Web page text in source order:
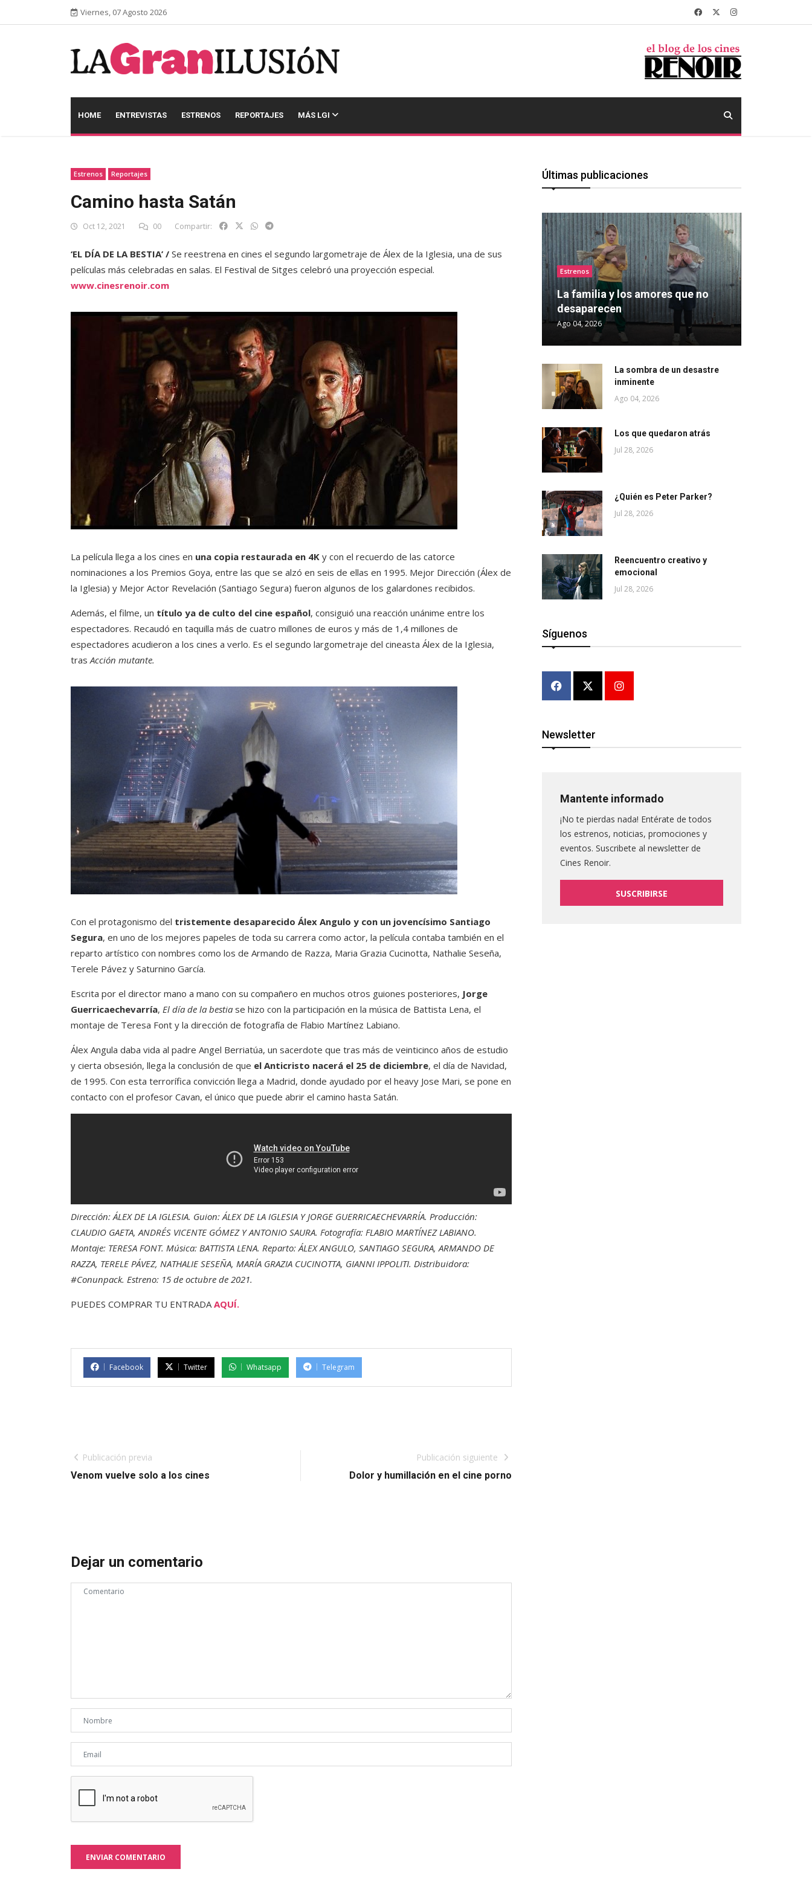
Viernes, 07 Agosto 2026
HOME ENTREVISTAS ESTRENOS REPORTAJES MÁS LGI
Estrenos Reportajes
Camino hasta Satán
Oct 12, 2021 00 Compartir:
‘EL DÍA DE LA BESTIA’ / Se reestrena en cines el segundo largometraje de Álex de la Iglesia, una de sus
películas más celebradas en salas. El Festival de Sitges celebró una proyección especial.
www.cinesrenoir.com
La película llega a los cines en una copia restaurada en 4K y con el recuerdo de las catorce
nominaciones a los Premios Goya, entre las que se alzó en seis de ellas en 1995. Mejor Dirección (Álex de
la Iglesia) y Mejor Actor Revelación (Santiago Segura) fueron algunos de los galardones recibidos.
Además, el filme, un título ya de culto del cine español, consiguió una reacción unánime entre los
espectadores. Recaudó en taquilla más de cuatro millones de euros y más de 1,4 millones de
espectadores acudieron a los cines a verlo. Es el segundo largometraje del cineasta Álex de la Iglesia,
trasAcción mutante.
Con el protagonismo del tristemente desaparecido Álex Angulo y con un jovencísimo Santiago
Segura, en uno de los mejores papeles de toda su carrera como actor, la película contaba también en el
reparto artístico con nombres como los de Armando de Razza, Maria Grazia Cucinotta, Nathalie Seseña,
Terele Pávez y Saturnino García.
Escrita por el director mano a mano con su compañero en muchos otros guiones posteriores, Jorge
Guerricaechevarría, El día de la bestia se hizo con la participación en la música de Battista Lena, el
montaje de Teresa Font y la dirección de fotografía de Flabio Martínez Labiano.
Álex Angula daba vida al padre Angel Berriatúa, un sacerdote que tras más de veinticinco años de estudio
y cierta obsesión, llega la conclusión de que el Anticristo nacerá el 25 de diciembre, el día de Navidad,
de 1995. Con esta terrorífica convicción llega a Madrid, donde ayudado por el heavy Jose Mari, se pone en
contacto con el profesor Cavan, el único que puede abrir el camino hasta Satán.
Dirección: ÁLEX DE LA IGLESIA. Guion: ÁLEX DE LA IGLESIA Y JORGE GUERRICAECHEVARRÍA. Producción:
CLAUDIO GAETA, ANDRÉS VICENTE GÓMEZ Y ANTONIO SAURA. Fotografía: FLABIO MARTÍNEZ LABIANO.
Montaje: TERESA FONT. Música: BATTISTA LENA. Reparto: ÁLEX ANGULO, SANTIAGO SEGURA, ARMANDO DE
RAZZA, TERELE PÁVEZ, NATHALIE SESEÑA, MARÍA GRAZIA CUCINOTTA, GIANNI IPPOLITI. Distribuidora:
#Conunpack. Estreno: 15 de octubre de 2021.
PUEDES COMPRAR TU ENTRADAAQUÍ.
Facebook Twitter Whatsapp Telegram
Publicación previa
Venom vuelve solo a los cines
Publicación siguiente
Dolor y humillación en el cine porno
Dejar un comentario
ENVIAR COMENTARIO
Últimas publicaciones
Estrenos
La familia y los amores que no
desaparecen
Ago 04, 2026
La sombra de un desastre
inminente
Ago 04, 2026
Los que quedaron atrás
Jul 28, 2026
¿Quién es Peter Parker?
Jul 28, 2026
Reencuentro creativo y
emocional
Jul 28, 2026
Síguenos
Newsletter
Mantente informado
¡No te pierdas nada! Entérate de todos
los estrenos, noticias, promociones y
eventos. Suscribete al newsletter de
Cines Renoir.
SUSCRIBIRSE